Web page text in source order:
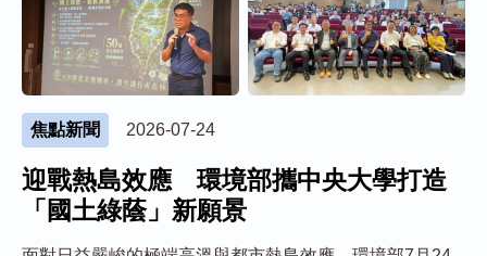
焦點新聞 2026-07-24
迎戰熱島效應 環境部攜中央大學打造
「國土綠蔭」新願景